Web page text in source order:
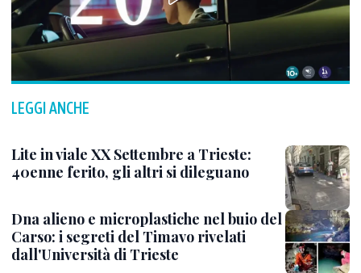
LEGGI ANCHE
Lite in viale XX Settembre a Trieste:
40enne ferito, gli altri si dileguano
Dna alieno e microplastiche nel buio del
Carso: i segreti del Timavo rivelati
dall'Università di Trieste